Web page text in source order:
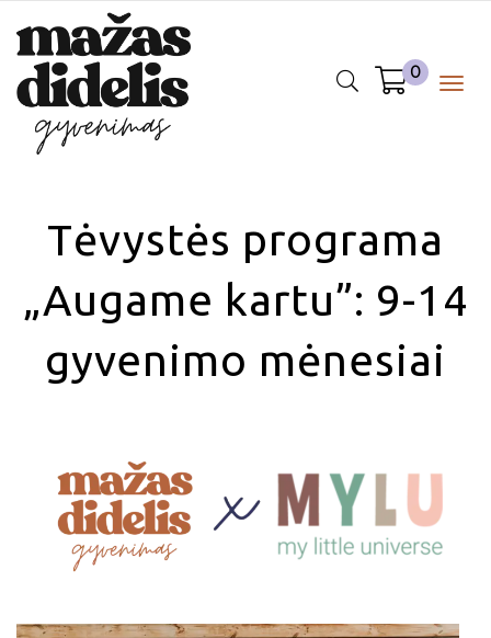
0
Tėvystės programa
„Augame kartu”: 9-14
gyvenimo mėnesiai